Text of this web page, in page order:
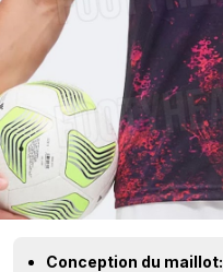
Conception du maillot: